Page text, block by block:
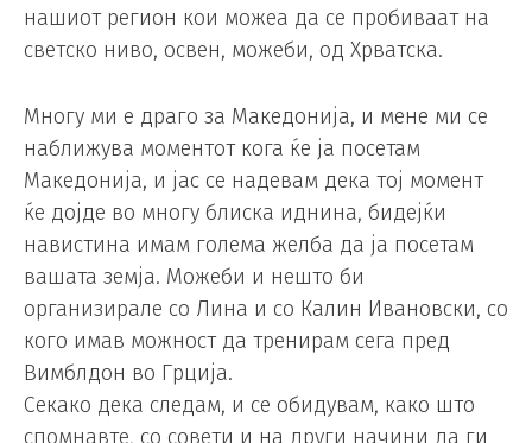
нашиот регион кои можеа да се пробиваат на
светско ниво, освен, можеби, од Хрватска.
Многу ми е драго за Македонија, и мене ми се
наближува моментот кога ќе ја посетам
Македонија, и јас се надевам дека тој момент
ќе дојде во многу блиска иднина, бидејќи
навистина имам голема желба да ја посетам
вашата земја. Можеби и нешто би
организирале со Лина и со Калин Ивановски, со
кого имав можност да тренирам сега пред
Вимблдон во Грција.
Секако дека следам, и се обидувам, како што
спомнавте, со совети и на други начини да ги